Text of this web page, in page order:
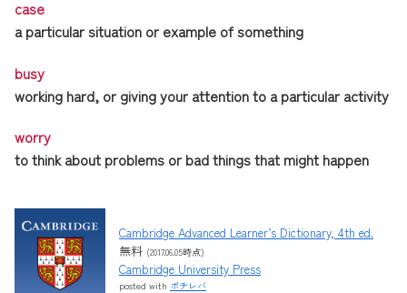
case
a particular situation or example of something
busy
working hard, or giving your attention to a particular activity
worry
to think about problems or bad things that might happen
Cambridge Advanced Learner’s Dictionary, 4th ed.
無料 (2017.06.05時点)
Cambridge University Press
posted with ポチレバ